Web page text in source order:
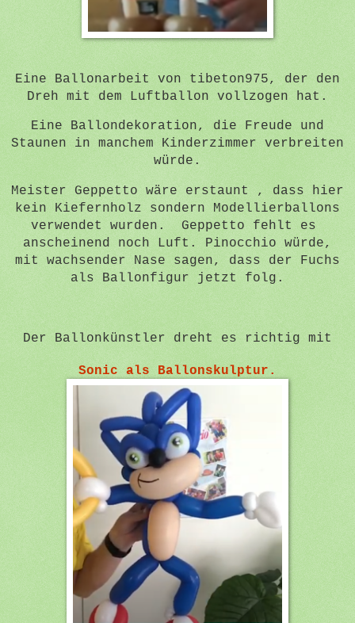
Eine Ballonarbeit von tibeton975, der den
Dreh mit dem Luftballon vollzogen hat.
Eine Ballondekoration, die Freude und
Staunen in manchem Kinderzimmer verbreiten
würde.
Meister Geppetto wäre erstaunt , dass hier
kein Kiefernholz sondern Modellierballons
verwendet wurden. Geppetto fehlt es
anscheinend noch Luft. Pinocchio würde,
mit wachsender Nase sagen, dass der Fuchs
als Ballonfigur jetzt folg.
Der Ballonkünstler dreht es richtig mit
Sonic als Ballonskulptur.